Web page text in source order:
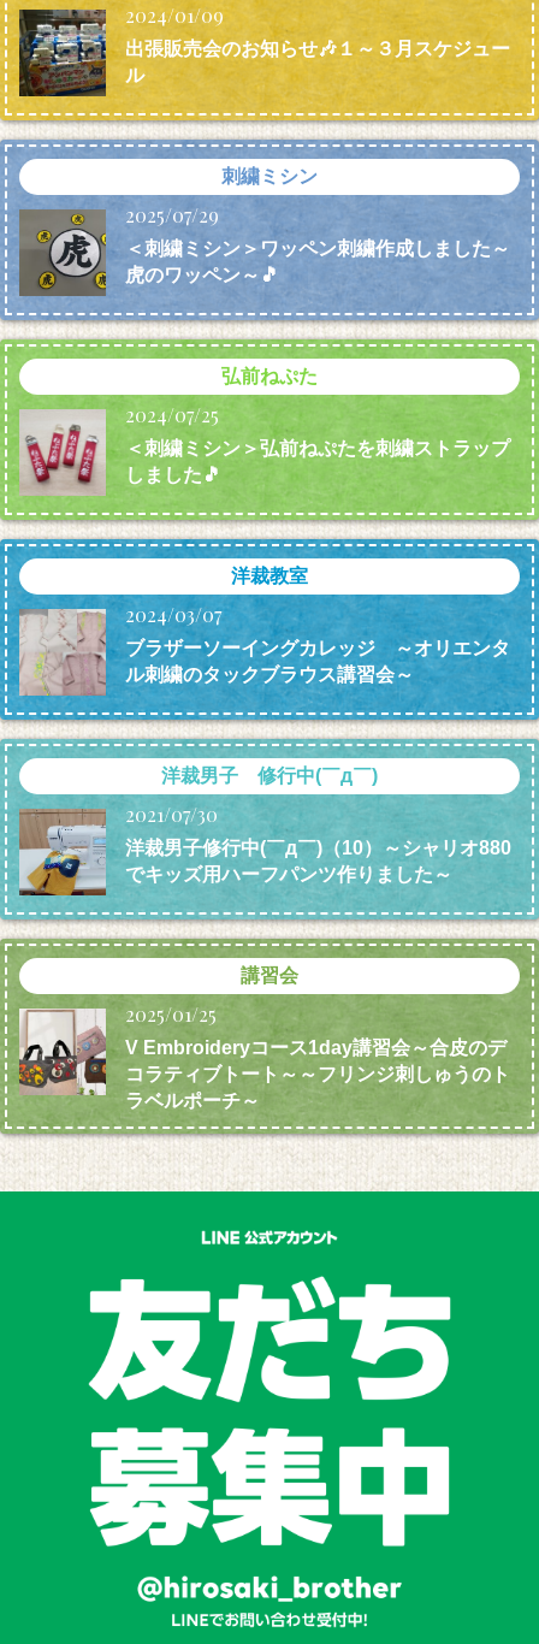
2024/01/09
出張販売会のお知らせ🎶１～３月スケジュー
ル
刺繍ミシン
2025/07/29
＜刺繍ミシン＞ワッペン刺繍作成しました～
虎のワッペン～🎵
弘前ねぷた
2024/07/25
＜刺繍ミシン＞弘前ねぷたを刺繍ストラップ
しました🎵
洋裁教室
2024/03/07
ブラザーソーイングカレッジ ～オリエンタ
ル刺繍のタックブラウス講習会～
洋裁男子 修行中(￣д￣)
2021/07/30
洋裁男子修行中(￣д￣)（10）～シャリオ880
でキッズ用ハーフパンツ作りました～
講習会
2025/01/25
V Embroideryコース1day講習会～合皮のデ
コラティブトート～～フリンジ刺しゅうのト
ラベルポーチ～